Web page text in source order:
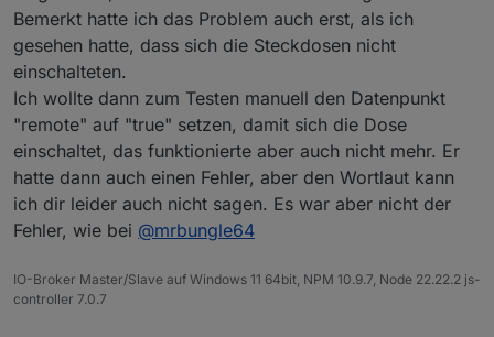
Bemerkt hatte ich das Problem auch erst, als ich
gesehen hatte, dass sich die Steckdosen nicht
einschalteten.
Ich wollte dann zum Testen manuell den Datenpunkt
"remote" auf "true" setzen, damit sich die Dose
einschaltet, das funktionierte aber auch nicht mehr. Er
hatte dann auch einen Fehler, aber den Wortlaut kann
ich dir leider auch nicht sagen. Es war aber nicht der
Fehler, wie bei @mrbungle64
IO-Broker Master/Slave auf Windows 11 64bit, NPM 10.9.7, Node 22.22.2 js-
controller 7.0.7